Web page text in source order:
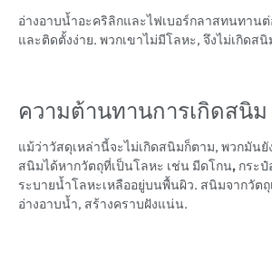
อ่างอาบน้ำอะคริลิกและไฟเบอร์กลาสทนทาน
และติดตั้งง่าย. พวกเขาไม่มีโลหะ, จึงไม่เกิดส
ความต้านทานการเกิดสนิม
แม้ว่าวัสดุเหล่านี้จะไม่เกิดสนิมก็ตาม, พวกมันยั
สนิมได้หากวัตถุที่เป็นโลหะ เช่น มีดโกน, กระ
ระบายน้ำโลหะเหลืออยู่บนพื้นผิว. สนิมจากวัตถุ
อ่างอาบน้ำ, สร้างคราบฝังแน่น.